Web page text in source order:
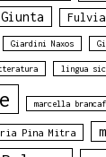
Fulvia
Giardini Naxos
lingua
marcella
Pina Mitra